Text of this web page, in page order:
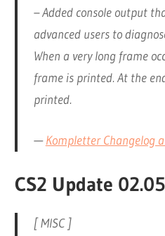
– Added console output
advanced users to
When a very long frame
frame is printed. At the
printed.
—Kompletter Changelog
CS2 Update
[ MISC ]